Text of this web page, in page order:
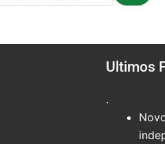
Ultimos
.